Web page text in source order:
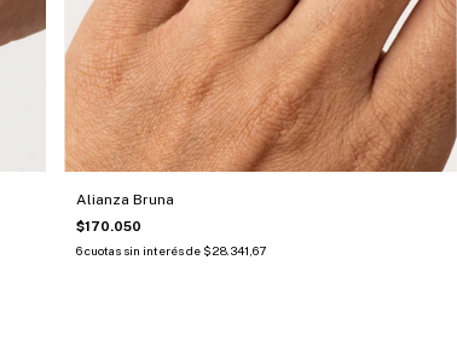
Alianza Bruna
$170.050
6cuotas sin interés de $28.341,67